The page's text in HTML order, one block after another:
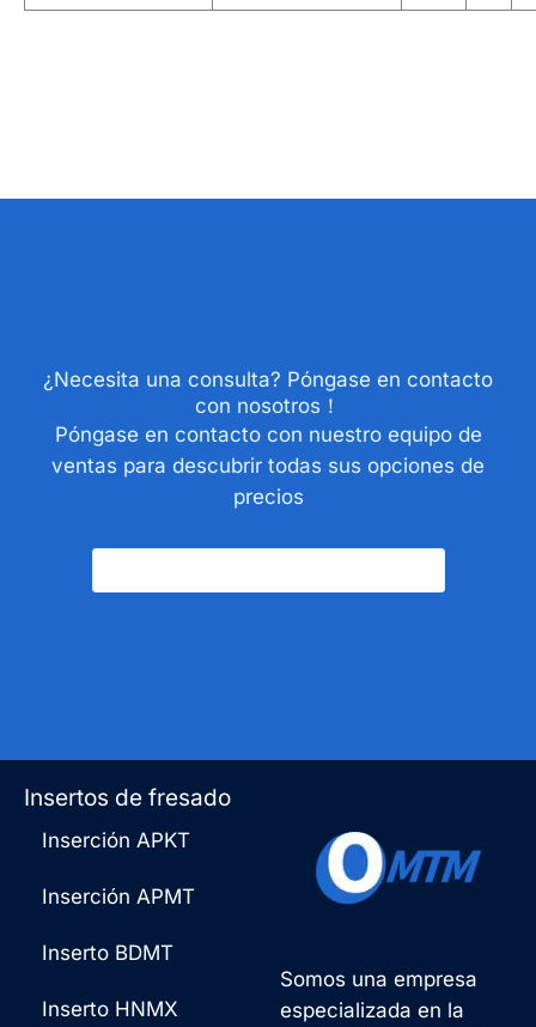
¿Necesita una consulta? Póngase en contacto
con nosotros！
Póngase en contacto con nuestro equipo de
ventas para descubrir todas sus opciones de
precios
Somos una empresa
especializada en la
Insertos de fresado
Inserción APKT
Inserción APMT
Inserto BDMT
Inserto HNMX